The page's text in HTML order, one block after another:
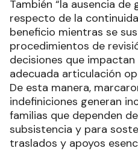
También “la ausencia de
respecto de la
beneficio mientras se
procedimientos de
decisiones que
adecuada articulación
De esta manera,
indefiniciones generan
familias que dependen
subsistencia y para
traslados y apoyos